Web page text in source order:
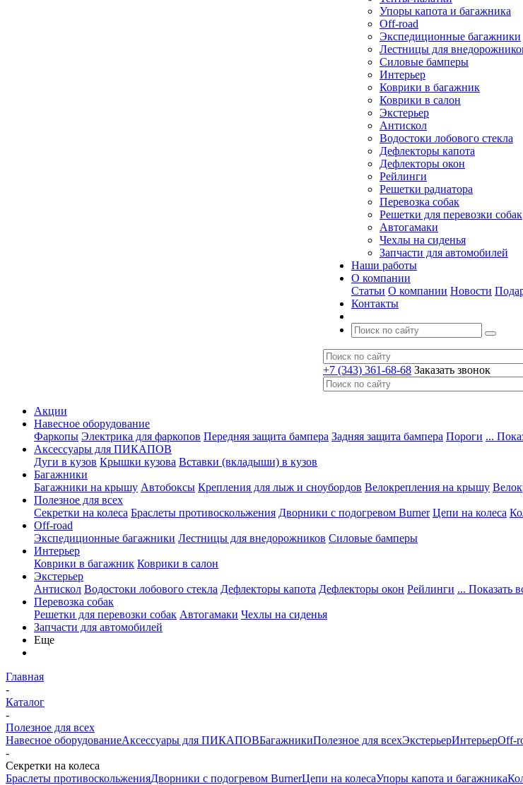
Упоры капота и багажника
Off-road
Экспедиционные багажники
Лестницы для
Силовые бамперы
Интерьер
Коврики в багажник
Коврики в салон
Экстерьер
Антискол
Водостоки лобового стекла
Дефлекторы капота
Дефлекторы окон
Рейлинги
Решетки радиатора
Перевозка собак
Решетки для перевозки собак
Автогамаки
Чехлы на сиденья
Запчасти для автомобилей
Наши работы
О компании
Статьи О компании Новости
Контакты
+7 (343) 361-68-68 Заказать звонок
Акции
Навесное оборудование
Фаркопы Электрика для фаркопов Передняя защита бампера Задняя защита бампера Пороги ...
Аксессуары для ПИКАПОВ
Дуги в кузов Крышки кузова Вставки (вкладыши) в кузов
Багажники
Багажники на крышу Автобоксы Крепления для лыж и сноубордов Велокрепления на крышу
Полезное для всех
Секретки на колеса Браслеты противоскольжения Дворники с подогревом Burner Цепи на колеса
Off-road
Экспедиционные багажники Лестницы для внедорожников Силовые бамперы
Интерьер
Коврики в багажник Коврики в салон
Экстерьер
Антискол Водостоки лобового стекла Дефлекторы капота Дефлекторы окон Рейлинги ... Показать
Перевозка собак
Решетки для перевозки собак Автогамаки Чехлы на сиденья
Запчасти для автомобилей
Еще
Главная
-
Каталог
-
Полезное для всех
Навесное оборудованиеАксессуары для ПИКАПОВБагажникиПолезное для всехЭкстерьерИнтерьерOff-
-
Секретки на колеса
Браслеты противоскольженияДворники с подогревом BurnerЦепи на колесаУпоры капота и багажника